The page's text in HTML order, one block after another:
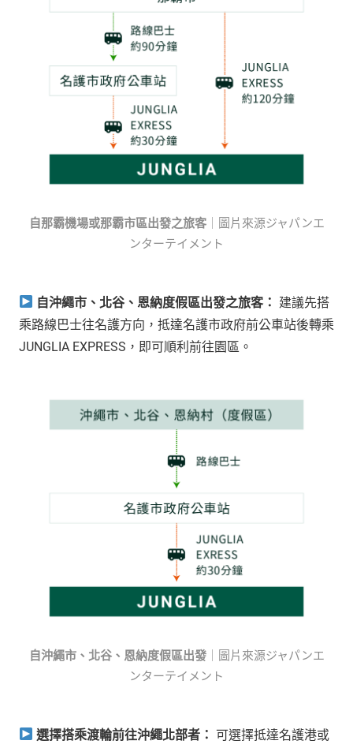
自那霸機場或那霸市區出發之旅客｜圖片來源ジャパンエ
ンターテイメント
自沖繩市、北谷、恩納度假區出發之旅客： 建議先搭
乘路線巴士往名護方向，抵達名護市政府前公車站後轉乘
JUNGLIA EXPRESS，即可順利前往園區。
自沖繩市、北谷、恩納度假區出發｜圖片來源ジャパンエ
ンターテイメント
選擇搭乘渡輪前往沖繩北部者： 可選擇抵達名護港或